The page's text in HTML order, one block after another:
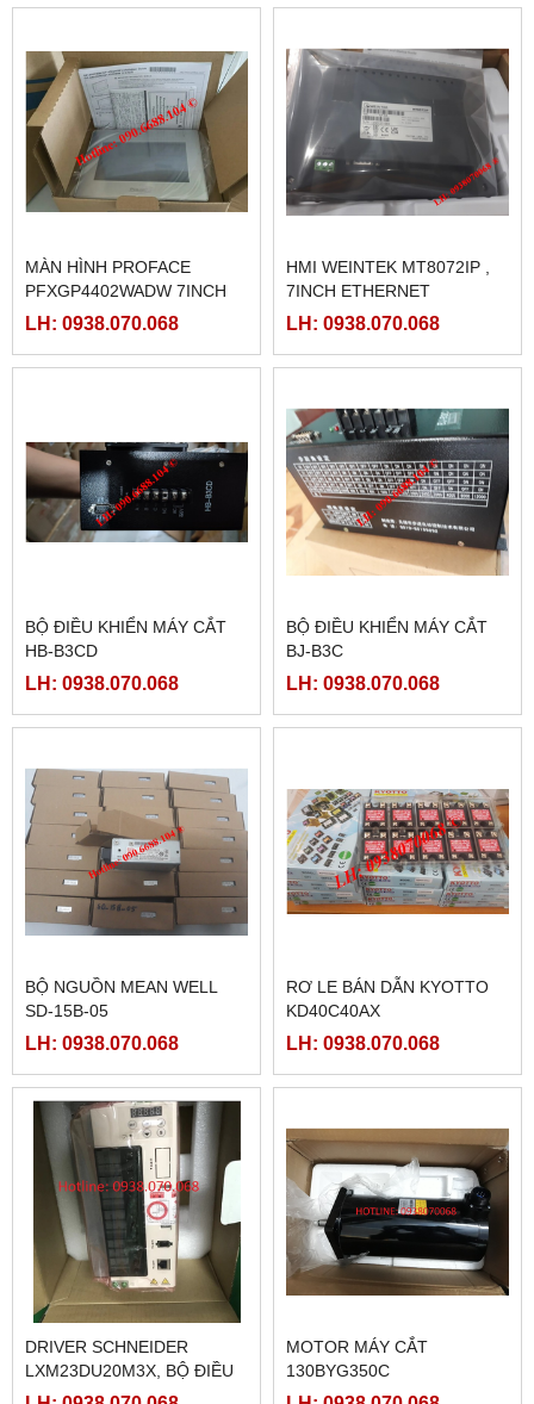
MÀN HÌNH PROFACE
PFXGP4402WADW 7INCH
LH: 0938.070.068
HMI WEINTEK MT8072IP ,
7INCH ETHERNET
LH: 0938.070.068
BỘ ĐIỀU KHIỂN MÁY CẮT
HB-B3CD
LH: 0938.070.068
BỘ ĐIỀU KHIỂN MÁY CẮT
BJ-B3C
LH: 0938.070.068
BỘ NGUỒN MEAN WELL
SD-15B-05
LH: 0938.070.068
RƠ LE BÁN DẪN KYOTTO
KD40C40AX
LH: 0938.070.068
DRIVER SCHNEIDER
LXM23DU20M3X, BỘ ĐIỀU
KHIỂN SERVO
MOTOR MÁY CẮT
130BYG350C